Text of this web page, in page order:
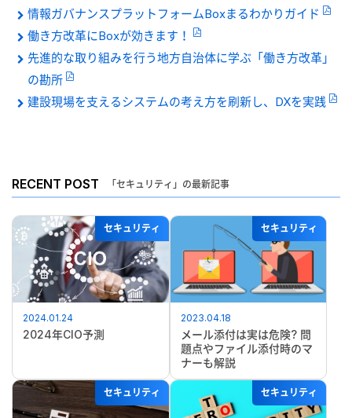
情報ガバナンスプラットフォームBoxまるわかりガイド
働き方改革にBoxが効きます！
先進的な取り組みを行う地方自治体に学ぶ「働き方改革」
の勘所
建設現場を支えるシステムの考え方を刷新し、DXを実践
RECENT POST 「セキュリティ」の最新記事
セキュリティ
2024.01.24
2024年CIO予測
セキュリティ
2023.04.18
メール添付は実は危険? 問
題点やファイル添付時のマ
ナーも解説
セキュリティ セキュリティ